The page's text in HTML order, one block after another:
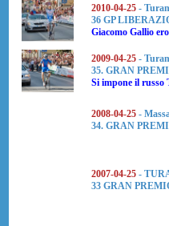
2010-04-25 -
36 GP
Giacomo Gallio
2009-04-25 -
35. GRAN
Si impone il russo
2008-04-25 -
34. GRAN
2007-04-25 -
33 GRAN